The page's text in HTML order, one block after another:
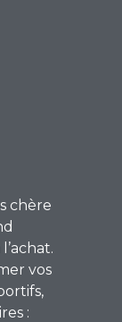
chère
vos
: